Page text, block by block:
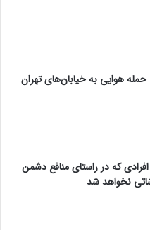
افرادی که در راستای منافع دشمن
نخواهد شد